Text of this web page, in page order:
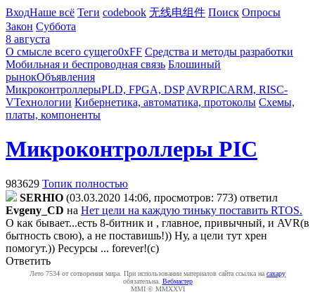
ВходНаше всё Теги codebook 无线电组件 Поиск Опросы
Закон Суббота
8 августа
О смысле всего сущего0xFF Средства и методы разработки
Мобильная и беспроводная связь Блошиный
рынокОбъявления
МикроконтроллерыPLD, FPGA, DSP AVRPICARM, RISC-
VТехнологии Кибернетика, автоматика, протоколы Схемы,
платы, компоненты
Микроконтроллеры PIC
983629 Топик полностью
SERHIO (03.03.2020 14:06, просмотров: 773) ответил
Evgeny_CD на Нет цели на каждую тиньку поставить RTOS.
О как бывает...есть 8-битник и , главное, привычный, и AVR(в
бытность свою), а не поставишь!)) Ну, а цели тут хрен
помогут.)) Ресурсы ... forever!(c)
Ответить
Лето 7534 от сотворения мира. При использовании материалов сайта ссылка на caxapу
обязательна. Вебмастер
MMI © MMXXVI